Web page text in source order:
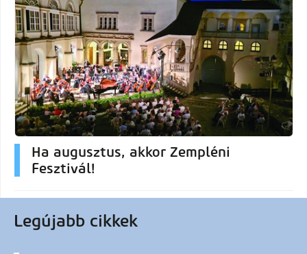
Ha augusztus, akkor Zempléni
Fesztivál!
Legújabb cikkek